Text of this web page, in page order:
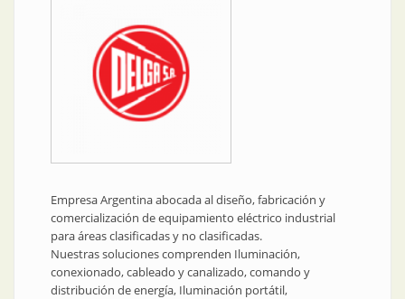
Empresa Argentina abocada al diseño, fabricación y
comercialización de equipamiento eléctrico industrial
para áreas clasificadas y no clasificadas.
Nuestras soluciones comprenden Iluminación,
conexionado, cableado y canalizado, comando y
distribución de energía, Iluminación portátil,